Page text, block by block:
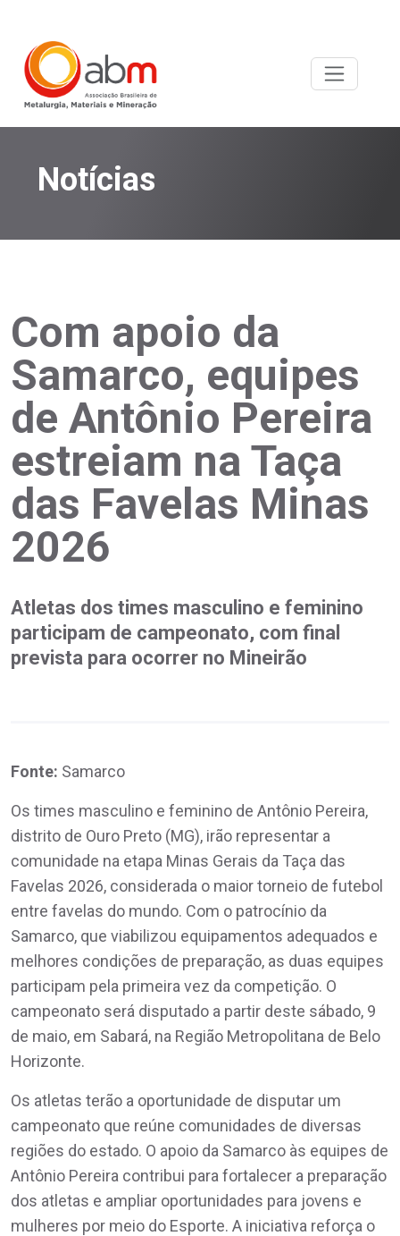
Notícias
Com apoio da
Samarco, equipes
de Antônio Pereira
estreiam na Taça
das Favelas Minas
2026
Atletas dos times masculino e feminino
participam de campeonato, com final
prevista para ocorrer no Mineirão
Fonte: Samarco
Os times masculino e feminino de Antônio Pereira,
distrito de Ouro Preto (MG), irão representar a
comunidade na etapa Minas Gerais da Taça das
Favelas 2026, considerada o maior torneio de futebol
entre favelas do mundo. Com o patrocínio da
Samarco, que viabilizou equipamentos adequados e
melhores condições de preparação, as duas equipes
participam pela primeira vez da competição. O
campeonato será disputado a partir deste sábado, 9
de maio, em Sabará, na Região Metropolitana de Belo
Horizonte.
Os atletas terão a oportunidade de disputar um
campeonato que reúne comunidades de diversas
regiões do estado. O apoio da Samarco às equipes de
Antônio Pereira contribui para fortalecer a preparação
dos atletas e ampliar oportunidades para jovens e
mulheres por meio do Esporte. A iniciativa reforça o